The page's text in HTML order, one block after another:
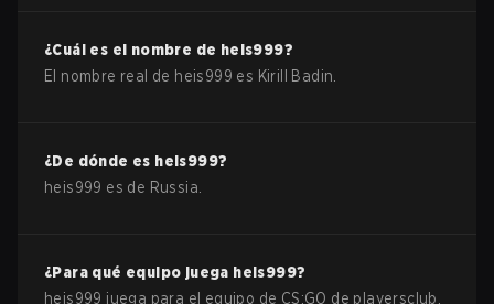
¿Cuál es el nombre de heis999?
El nombre real de heis999 es Kirill Badin
¿De dónde es heis999?
heis999 es de Russia
¿Para qué equipo juega heis999?
heis999 juega para el equipo de CS:GO de playersclub